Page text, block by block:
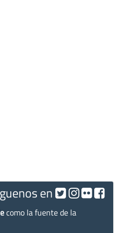
en
como la fuente de la